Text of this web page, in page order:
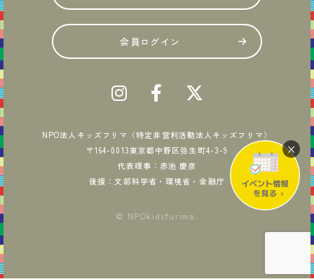
×
会員ログイン
NPO法人キッズフリマ（特定非営利活動法人キッズフリマ）
〒164-0013東京都中野区弥生町4-3-9
代表理事：赤池 慶彦
後援：文部科学省・環境省・金融庁
© NPOkidsfurima.